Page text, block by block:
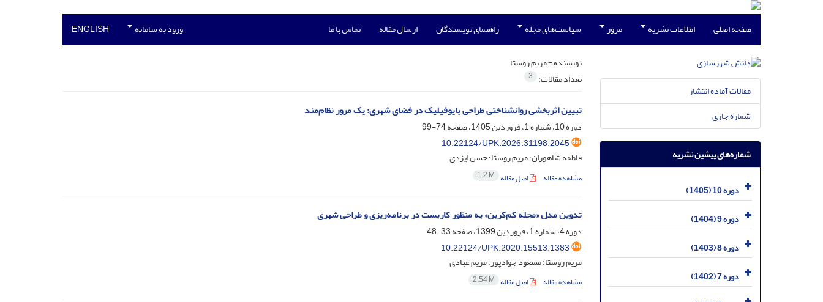
صفحه اصلی اطلاعات نشریه مرور سیاست‌های مجله راهنمای نویسندگان ارسال مقاله تماس با ما ورود به سامانه ENGLISH
نویسنده =مریم روستا
تعداد مقالات: 3
تبیین اثربخشی روانشناختی طراحی بایوفیلیک در فضای شهری: یک مرور نظام‌مند
دوره 10، شماره 1، فروردین 1405، صفحه
74-99
10.22124/UPK.2026.31198.2045
فاطمه شاهوران؛ مریم روستا؛ حسن ایزدی
مشاهده مقاله اصل مقاله 1.2 M
تدوین مدل «محله کم‌کربن» به منظور کاربست در برنامه‌ریزی و طراحی شهری
دوره 4، شماره 1، فروردین 1399، صفحه
33-48
10.22124/UPK.2020.15513.1383
مریم روستا؛ مسعود جوادپور؛ مریم عبادی
مشاهده مقاله اصل مقاله 2.54 M
مقالات آماده انتشار
شماره جاری
شماره‌های پیشین نشریه
دوره 10 (1405)
دوره 9 (1404)
دوره 8 (1403)
دوره 7 (1402)